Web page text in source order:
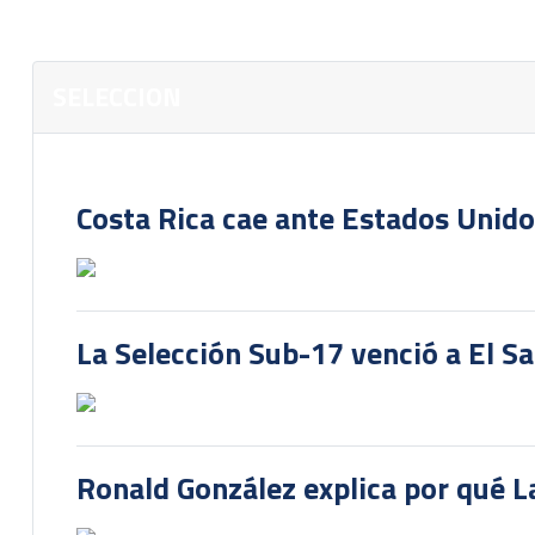
Costa Rica cae ante Estados
La Selección Sub-17 venció a El
Ronald González explica por qué